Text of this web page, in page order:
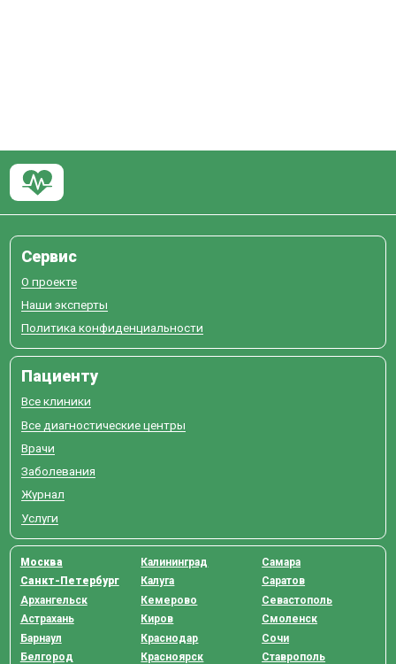
Сервис
О проекте
Наши эксперты
Политика конфиденциальности
Пациенту
Все клиники
Все диагностические центры
Врачи
Заболевания
Журнал
Услуги
Москва
Санкт-Петербург
Архангельск
Астрахань
Барнаул
Белгород
Калининград
Калуга
Кемерово
Киров
Краснодар
Красноярск
Самара
Саратов
Севастополь
Смоленск
Сочи
Ставрополь